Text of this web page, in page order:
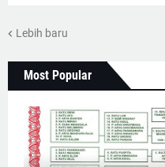
Lebih baru
Most Popular